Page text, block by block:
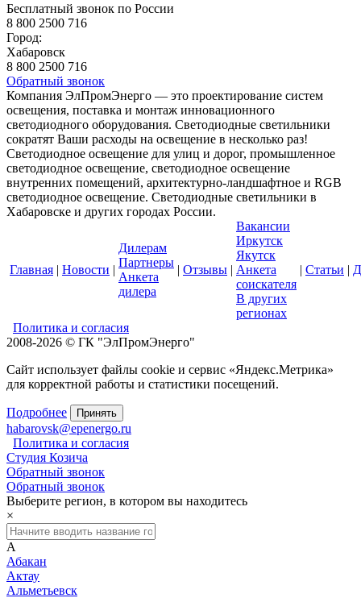
Бесплатный звонок по России
8 800 2500 716
Город:
Хабаровск
8 800 2500 716
Обратный звонок
Компания ЭлПромЭнерго — это проектирование систем
освещения, поставка и монтаж инновационного
светодиодного оборудования. Светодиодные светильники
сократят Ваши расходы на освещение в несколько раз!
Светодиодное освещение для улиц и дорог, промышленное
светодиодное освещение, светодиодное освещение
внутренних помещений, архитектурно-ландшафтное и RGB
светодиодное освещение. Светодиодные светильники в
Хабаровске и других городах России.
Главная | Новости |
Дилерам
Партнеры
Анкета
дилера
| Отзывы |
Вакансии
Иркутск
Якутск
Анкета
соискателя
В других
регионах
| Статьи |
Политика и согласия
2008-2026 © ГК "ЭлПромЭнерго"
Сайт использует файлы cookie и сервис «Яндекс.Метрика»
для корректной работы и статистики посещений.
Подробнее Принять
habarovsk@epenergo.ru
Политика и согласия
Студия Козича
Обратный звонок
Обратный звонок
Выберите регион, в котором вы находитесь
×
А
Абакан
Актау
Альметьевск